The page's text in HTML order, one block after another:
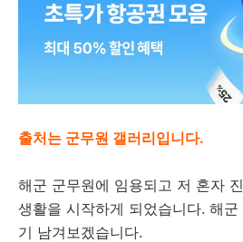
출처는 군무원 갤러리입니다.
해군 군무원에 임용되고 저 혼자
생활을 시작하게 되었습니다. 해
기 남겨보겠습니다.